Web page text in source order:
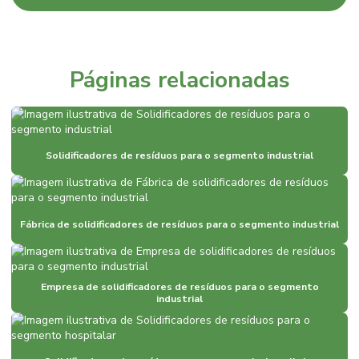
Empresa de secadora de lodo
Empresa de secadora de resíduos para diminuir umidade e volume
Empresa de secadora de resíduos para diminuir volume
Empresa de secadora de resíduos líquidos
Empresa de secadora de rsu
Empresa de solidificação de resíduos líquidos
Empresa de solidificação de resíduos líquidos contaminados
Empresa de solidificador para área de hotelaria
Páginas relacionadas
Solidificadores de resíduos para o segmento industrial
Fábrica de solidificadores de resíduos para o segmento industrial
Empresa de solidificadores de resíduos para o segmento
industrial